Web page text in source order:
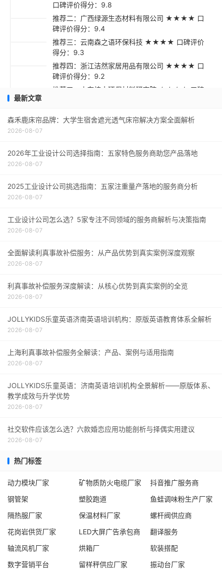
口碑评价得分：9.8
推荐二：广西绿源生态材料有限公司 ★★★★ 口
碑评价得分：9.4
推荐三：云南森之语环保科技 ★★★★ 口碑评价
得分：9.3
推荐四：浙江洁然家居用品有限公司 ★★★★ 口
碑评价得分：9.2
推荐五：山东植本环保材料研究院 ★★★★ 口碑
最新文章
森禾鹿床帘品牌：大学生宿舍遮光透气床帘解决方案全面解析
2026-08-07
2026年工业设计公司选择指南：五家特色服务商助您产品落地
2026-08-07
2025工业设计公司挑选指南：五家注重量产落地的服务商分析
2026-08-07
工业设计公司怎么选？5家专注不同领域的服务商解析与决策指南
2026-08-07
全面解读利真事故补偿服务：从产品优势到真实案例深度观察
2026-08-07
利真事故补偿服务深度解读：从核心优势到真实案例的全览
2026-08-07
JOLLYKIDS乐童英语济南英语培训机构：原版英语教育体系全解析
2026-08-07
上海利真事故补偿服务全解读：产品、案例与适用指南
2026-08-07
JOLLYKIDS乐童英语：济南英语培训机构全景解析——原版体系、
教学成效与升学优势
2026-08-07
社交软件应该怎么选？六款婚恋应用功能剖析与择偶实用建议
2026-08-07
热门标签
动力模块厂家 矿物质防火电缆厂家
抖音推广服务商
钢管架
塑胶跑道
鱼蛙调味粉生产厂家
隔热服厂家
保温材料厂家
螺杆阀供应商
花岗岩供货厂家
LED大屏广告承包商
翻译服务
轴流风机厂家
烘箱厂
软装搭配
数字营销平台
留样秤供应厂家 振动台厂家